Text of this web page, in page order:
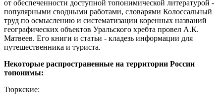
от обеспеченности доступной топонимической литературой -
популярными сводными работами, словарями Колоссальный
труд по осмыслению и систематизации коренных названий
географических объектов Уральского хребта провел А.К.
Матвеев. Его книги и статьи - кладезь информации для
путешественника и туриста.
Некоторые распространенные на территории России
топонимы:
Тюркские: